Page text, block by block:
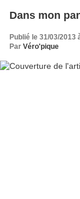
Dans mon
Publié le 31/03/2013
Par Véro'pique